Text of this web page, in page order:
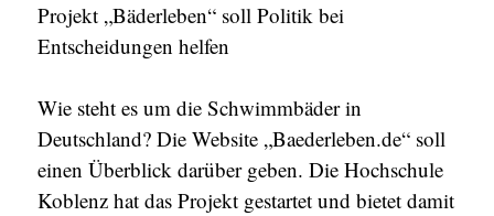
Projekt „Bäderleben“ soll Politik bei
Entscheidungen helfen
Wie steht es um die Schwimmbäder in
Deutschland? Die Website „Baederleben.de“ soll
einen Überblick darüber geben. Die Hochschule
Koblenz hat das Projekt gestartet und bietet damit